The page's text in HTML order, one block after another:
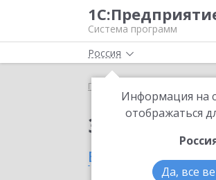
Система программ
Россия
Информация на
отображаться
Да, все
Главная
Заказать
в Ачинске